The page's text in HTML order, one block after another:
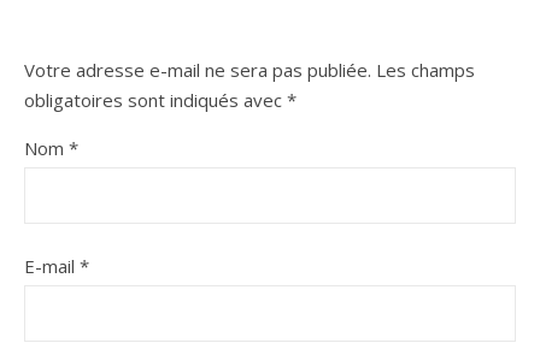
Votre adresse e-mail ne sera pas publiée. Les champs
obligatoires sont indiqués avec *
Nom *
E-mail *